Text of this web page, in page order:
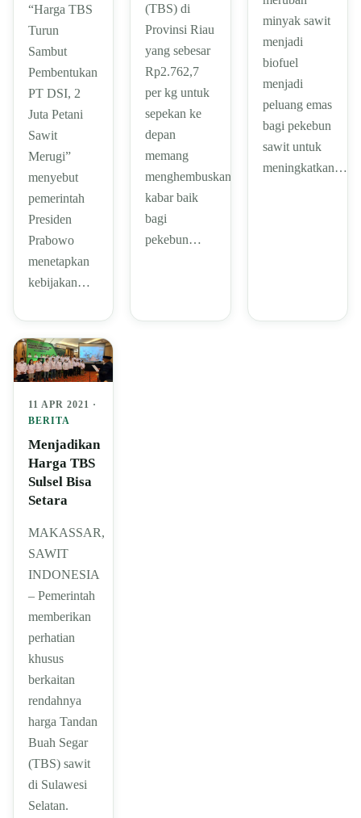
“Harga TBS
Turun
Sambut
Pembentukan
PT DSI, 2
Juta Petani
Sawit
Merugi”
menyebut
pemerintah
Presiden
Prabowo
menetapkan
kebijakan…
(TBS) di
Provinsi Riau
yang sebesar
Rp2.762,7
per kg untuk
sepekan ke
depan
memang
menghembuskan
kabar baik
bagi
pekebun…
minyak sawit
menjadi
biofuel
menjadi
peluang emas
bagi pekebun
sawit untuk
meningkatkan…
11 APR 2021 ·
BERITA
Menjadikan
Harga TBS
Sulsel Bisa
Setara
MAKASSAR,
SAWIT
INDONESIA
– Pemerintah
memberikan
perhatian
khusus
berkaitan
rendahnya
harga Tandan
Buah Segar
(TBS) sawit
di Sulawesi
Selatan.